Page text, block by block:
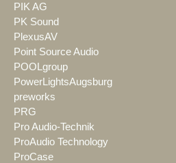
PIK AG
PK Sound
PlexusAV
Point Source Audio
POOLgroup
PowerLightsAugsburg
preworks
PRG
Pro Audio-Technik
ProAudio Technology
ProCase